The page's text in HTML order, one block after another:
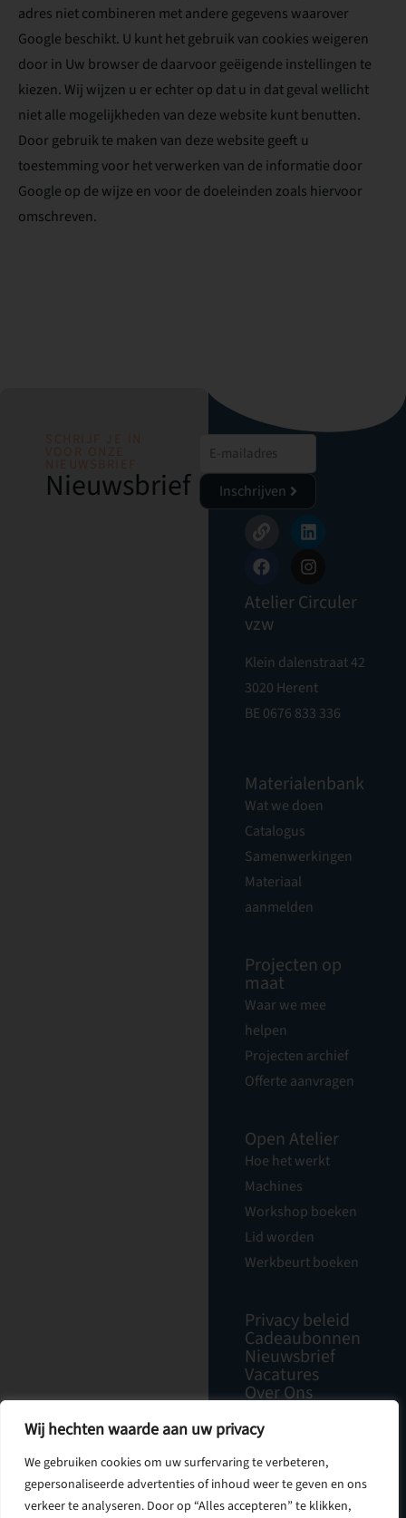
Wij hechten waarde aan uw privacy
We gebruiken cookies om uw surfervaring te verbeteren,
gepersonaliseerde advertenties of inhoud weer te geven en ons
verkeer te analyseren. Door op “Alles accepteren” te klikken,
adres niet combineren met andere gegevens waarover
Google beschikt. U kunt het gebruik van cookies weigeren
door in Uw browser de daarvoor geëigende instellingen te
kiezen. Wij wijzen u er echter op dat u in dat geval wellicht
niet alle mogelijkheden van deze website kunt benutten.
Door gebruik te maken van deze website geeft u
toestemming voor het verwerken van de informatie door
Google op de wijze en voor de doeleinden zoals hiervoor
omschreven.
Nieuwsbrief Inschrijven
Atelier Circuler
vzw
Klein dalenstraat 42
3020 Herent
BE 0676 833 336
Materialenbank
Wat we doen
Catalogus
Samenwerkingen
Materiaal
aanmelden
Projecten op
maat
Waar we mee
helpen
Projecten archief
Offerte aanvragen
Open Atelier
Hoe het werkt
Machines
Workshop boeken
Lid worden
Werkbeurt boeken
Privacy beleid
Cadeaubonnen
Nieuwsbrief
Vacatures
Over Ons